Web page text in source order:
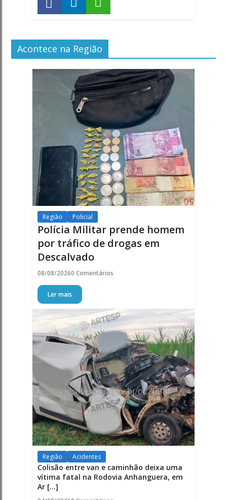
Acontece na Região
Região Policial
Polícia Militar prende homem
por tráfico de drogas em
Descalvado
08/08/20260 Comentários
Ler mais
Região Acidentes
Colisão entre van e caminhão deixa uma
vítima fatal na Rodovia Anhanguera, em
Ar [...]